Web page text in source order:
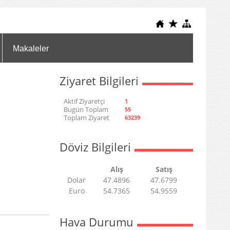
Makaleler
Ziyaret Bilgileri
Aktif Ziyaretçi 1
Bugün Toplam 55
Toplam Ziyaret 63239
Döviz Bilgileri
Alış
Satış
Dolar
47.4896
47.6799
Euro
54.7365 54.9559
Hava Durumu